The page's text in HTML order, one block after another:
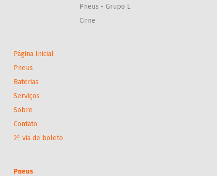
Página Inicial
Pneus
Baterias
Serviços
Sobre
Contato
2ª via de boleto
Pneus